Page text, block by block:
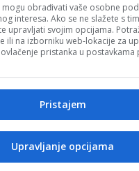
obrađivati vaše osobne
interesa. Ako se ne slažete s
upravljati svojim opcijama.
ili na izborniku web-lokacije za
pristanka u postavkama
Pristajem
Upravljanje opcijama